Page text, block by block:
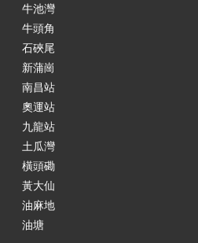
牛池灣
牛頭角
石硤尾
新蒲崗
南昌站
奧運站
九龍站
土瓜灣
橫頭磡
黃大仙
油麻地
油塘